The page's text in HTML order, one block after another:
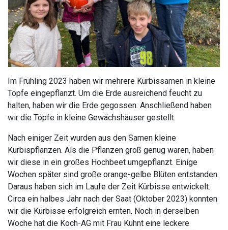
Im Frühling 2023 haben wir mehrere Kürbissamen in kleine
Töpfe eingepflanzt. Um die Erde ausreichend feucht zu
halten, haben wir die Erde gegossen. Anschließend haben
wir die Töpfe in kleine Gewächshäuser gestellt.
Nach einiger Zeit wurden aus den Samen kleine
Kürbispflanzen. Als die Pflanzen groß genug waren, haben
wir diese in ein großes Hochbeet umgepflanzt. Einige
Wochen später sind große orange-gelbe Blüten entstanden.
Daraus haben sich im Laufe der Zeit Kürbisse entwickelt.
Circa ein halbes Jahr nach der Saat (Oktober 2023) konnten
wir die Kürbisse erfolgreich ernten. Noch in derselben
Woche hat die Koch-AG mit Frau Kuhnt eine leckere